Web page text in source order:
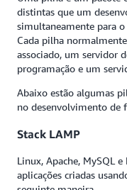
distintas que um
simultaneamente para
Cada pilha
associado, um servidor
programação e um
Abaixo estão algumas
no desenvolvimento de
Stack LAMP
Linux, Apache, MySQL
aplicações criadas